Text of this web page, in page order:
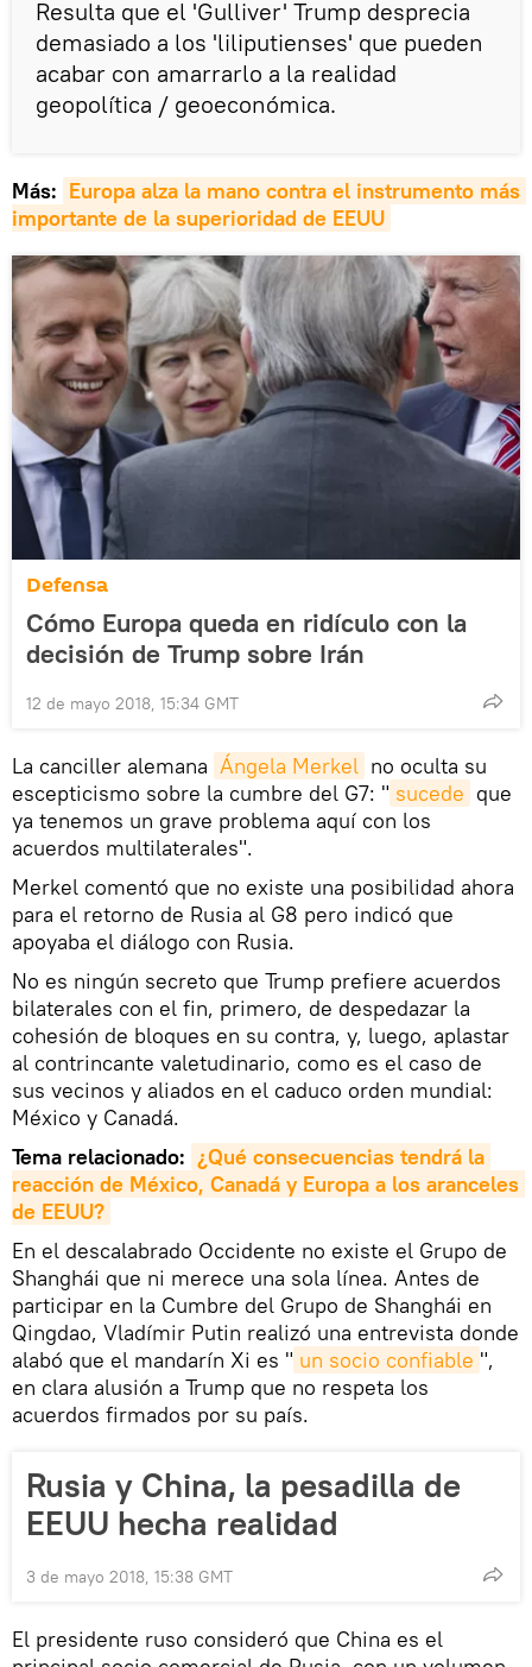
Resulta que el 'Gulliver' Trump desprecia
demasiado a los 'liliputienses' que pueden
acabar con amarrarlo a la realidad
geopolítica / geoeconómica.
Más: Europa alza la mano contra el instrumento más
importante de la superioridad de EEUU
Defensa
Cómo Europa queda en ridículo con la
decisión de Trump sobre Irán
12 de mayo 2018, 15:34 GMT
La canciller alemana Ángela Merkel no oculta su
escepticismo sobre la cumbre del G7: " sucede que
ya tenemos un grave problema aquí con los
acuerdos multilaterales".
Merkel comentó que no existe una posibilidad ahora
para el retorno de Rusia al G8 pero indicó que
apoyaba el diálogo con Rusia.
No es ningún secreto que Trump prefiere acuerdos
bilaterales con el fin, primero, de despedazar la
cohesión de bloques en su contra, y, luego, aplastar
al contrincante valetudinario, como es el caso de
sus vecinos y aliados en el caduco orden mundial:
México y Canadá.
Tema relacionado: ¿Qué consecuencias tendrá la
reacción de México, Canadá y Europa a los aranceles
de EEUU?
En el descalabrado Occidente no existe el Grupo de
Shanghái que ni merece una sola línea. Antes de
participar en la Cumbre del Grupo de Shanghái en
Qingdao, Vladímir Putin realizó una entrevista donde
alabó que el mandarín Xi es " un socio confiable ",
en clara alusión a Trump que no respeta los
acuerdos firmados por su país.
Rusia y China, la pesadilla de
EEUU hecha realidad
3 de mayo 2018, 15:38 GMT
El presidente ruso consideró que China es el